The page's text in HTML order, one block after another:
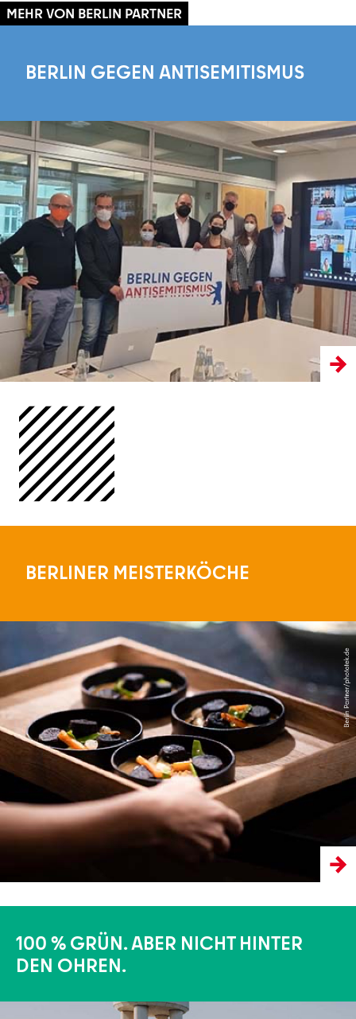
MEHR VON BERLIN PARTNER
BERLIN GEGEN ANTISEMITISMUS
Mehr erfahren
BERLINER MEISTERKÖCHE
Mehr erfahren
100 % GRÜN. ABER NICHT HINTER
DEN OHREN.